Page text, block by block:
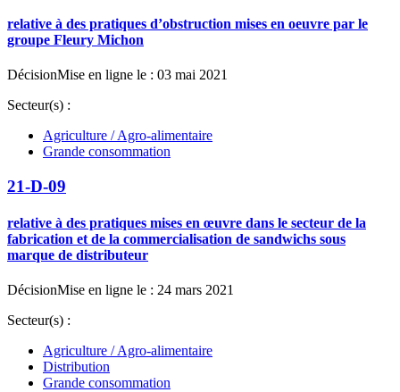
relative à des pratiques d’obstruction mises en oeuvre par le
groupe Fleury Michon
DécisionMise en ligne le : 03 mai 2021
Secteur(s) :
Agriculture / Agro-alimentaire
Grande consommation
21-D-09
relative à des pratiques mises en œuvre dans le secteur de la
fabrication et de la commercialisation de sandwichs sous
marque de distributeur
DécisionMise en ligne le : 24 mars 2021
Secteur(s) :
Agriculture / Agro-alimentaire
Distribution
Grande consommation